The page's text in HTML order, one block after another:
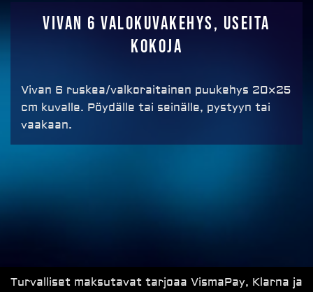
Vivan 6 valokuvakehys, useita
kokoja
Vivan 6 ruskea/valkoraitainen puukehys 20×25
cm kuvalle. Pöydälle tai seinälle, pystyyn tai
vaakaan.
Turvalliset maksutavat tarjoaa VismaPay, Klarna ja